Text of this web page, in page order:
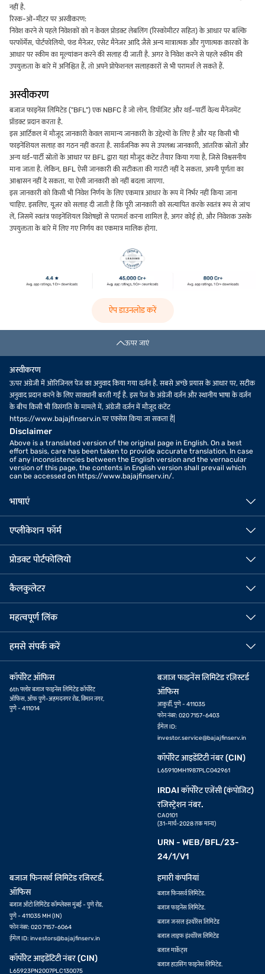
नहीं है.
रिस्क-ओ-मीटर पर अस्वीकरण:
निवेश करने से पहले निवेशकों को न केवल प्रोडक्ट लेबलिंग (रिस्कोमीटर सहित) के आधार पर बल्कि
परफॉर्मेंस, पोर्टफोलियो, फंड मैनेजर, एसेट मैनेजर आदि जैसे अन्य मात्रात्मक और गुणात्मक कारकों के
आधार पर स्कीम का मूल्यांकन करने की सलाह दी जाती है. अगर वे निवेश करने से पहले स्कीम की
उपयुक्तता के बारे में अनिश्चित हैं, तो अपने प्रोफेशनल सलाहकारों से भी परामर्श ले सकते हैं.
अस्वीकरण
बजाज फाइनेंस लिमिटेड ("BFL") एक NBFC है जो लोन, डिपॉज़िट और थर्ड-पार्टी वेल्थ मैनेजमेंट
प्रॉडक्ट प्रदान करता है.
इस आर्टिकल में मौजूद जानकारी केवल सामान्य जानकारी के उद्देश्यों के लिए है और यह किसी भी
फाइनेंशियल सलाह का गठन नहीं करता है. सार्वजनिक रूप से उपलब्ध जानकारी, आंतरिक स्रोतों और
अन्य थर्ड-पार्टी स्रोतों के आधार पर BFL द्वारा यहां मौजूद कंटेंट तैयार किया गया है, जिसे विश्वसनीय
माना जाता है. लेकिन, BFL ऐसी जानकारी की सटीकता की गारंटी नहीं दे सकता, अपनी पूर्णता का
आश्वासन नहीं दे सकता, या ऐसी जानकारी को नहीं बदला जाएगा.
इस जानकारी को किसी भी निवेश निर्णय के लिए एकमात्र आधार के रूप में निर्भर नहीं किया जाना
चाहिए. इसलिए, यूज़र को सलाह दी जाती है कि पूरी जानकारी को सत्यापित करके स्वतंत्र रूप से जांच
लें, जिसमें स्वतंत्र फाइनेंशियल विशेषज्ञों से परामर्श करना शामिल है, अगर कोई हो, और निवेशक उसके
उपयुक्तता के बारे में लिए गए निर्णय का एकमात्र मालिक होगा.
ऐप डाउनलोड करें
ऊपर जाएं
अस्वीकरण
ऊपर अंग्रेजी में ओरिजिनल पेज का अनुवाद किया गया वर्ज़न है. सबसे अच्छे प्रयास के आधार पर, सटीक
अनुवाद प्रदान करने के लिए सावधानी बरती गई है. इस पेज के अंग्रेजी वर्ज़न और स्थानीय भाषा के वर्ज़न
के बीच किसी भी विसंगति के मामले में, अंग्रेजी वर्ज़न में मौजूद कंटेंट
https://www.bajajfinserv.in पर एक्सेस किया जा सकता है|
Disclaimer
Above is a translated version of the original page in English. On a best
effort basis, care has been taken to provide accurate translation. In case
of any inconsistencies between the English version and the vernacular
version of this page, the contents in English version shall prevail which
can be accessed on https://www.bajajfinserv.in/.
भाषाएं
एप्लीकेशन फॉर्म
प्रोडक्ट पोर्टफोलियो
कैलकुलेटर
महत्वपूर्ण लिंक
हमसे संपर्क करें
कॉर्पोरेट ऑफिस
6th फ्लोर बजाज फाइनेंस लिमिटेड कॉर्पोरेट
ऑफिस, ऑफ पुणे-अहमदनगर रोड, विमान नगर,
पुणे - 411014
बजाज फाइनेंस लिमिटेड रज़िस्टर्ड
ऑफिस
आकुर्डी, पुणे - 411035
फोन नंबर: 020 7157-6403
ईमेल ID:
investor.service@bajajfinserv.in
कॉर्पोरेट आइडेंटिटी नंबर (CIN)
L65910MH1987PLC042961
IRDAI कॉर्पोरेट एजेंसी (कंपोजिट)
रजिस्ट्रेशन नंबर.
CA0101
(31-मार्च-2028 तक मान्य)
URN - WEB/BFL/23-
24/1/V1
बजाज फिनसर्व लिमिटेड रजिस्टर्ड.
ऑफिस
बजाज ऑटो लिमिटेड कॉम्प्लेक्स मुंबई - पुणे रोड,
पुणे - 411035 MH (IN)
फोन नंबर: 020 7157-6064
ईमेल ID: investors@bajajfinserv.in
कॉर्पोरेट आइडेंटिटी नंबर (CIN)
L65923PN2007PLC130075
हमारी कंपनियां
बजाज फिनसर्व लिमिटेड.
बजाज फाइनेंस लिमिटेड.
बजाज जनरल इंश्योरेंस लिमिटेड
बजाज लाइफ इंश्योरेंस लिमिटेड
बजाज मार्केट्स
बजाज हाउसिंग फाइनेंस लिमिटेड.